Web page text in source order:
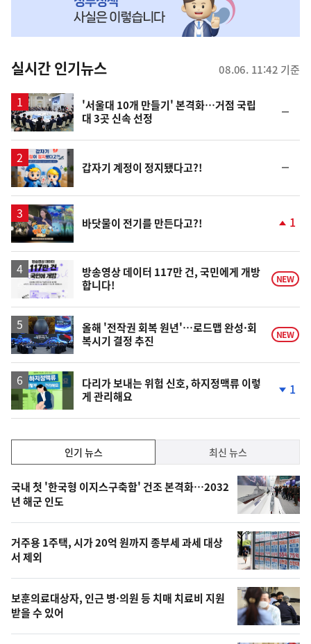
뉴
스
실시간 인기뉴스 08.06. 11:42 기준
'서울대 10개 만들기' 본격화…거점 국립
대 3곳 신속 선정
일
갑자기 계정이 정지됐다고?!
일
영
상
바닷물이 전기를 만든다고?!
상
승
1
방송영상 데이터 117만 건, 국민에게 개방
합니다!
NEW
올해 '전작권 회복 원년'…로드맵 완성·회
복시기 결정 추진
NEW
다리가 보내는 위험 신호, 하지정맥류 이렇
게 관리해요
하
락
1
기,
최
신,
오
늘
의
영
상
인기 뉴스 최신 뉴스
기
뉴
스
국내 첫 '한국형 이지스구축함' 건조 본격화…2032
년 해군 인도
거주용 1주택, 시가 20억 원까지 종부세 과세 대상
서 제외
보훈의료대상자, 인근 병·의원 등 치매 치료비 지원
받을 수 있어